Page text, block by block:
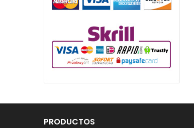
PRODUCTOS